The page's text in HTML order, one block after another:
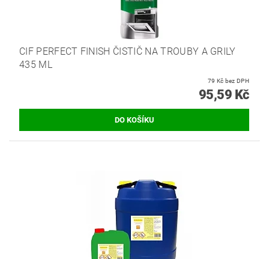
CIF PERFECT FINISH ČISTIČ NA TROUBY A GRILY
435 ML
79 Kč bez DPH
95,59 Kč